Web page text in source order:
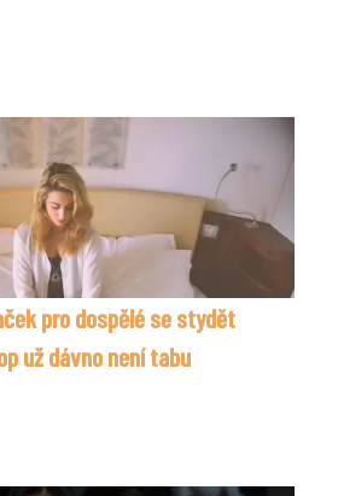
pro dospělé se stydět
už dávno není tabu